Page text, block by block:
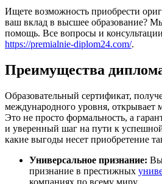
Ищете возможность приобрести
ваш вклад в высшее образование?
помощь. Все вопросы и
https://premialnie-diplom24.com/.
Преимущества
Образовательный сертификат,
международного уровня, открывает
Это не просто формальность, а
и уверенный шаг на пути к
какие выгоды несет приобретение
Универсальное признание:
признание в престижных
компаниях по всему миру.